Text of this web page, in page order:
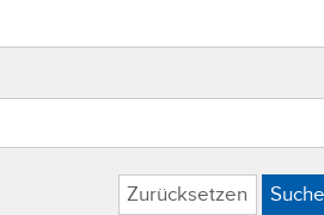
Zurücksetzen